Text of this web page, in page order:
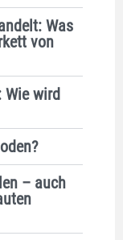
Was
von
Wie wird
– auch